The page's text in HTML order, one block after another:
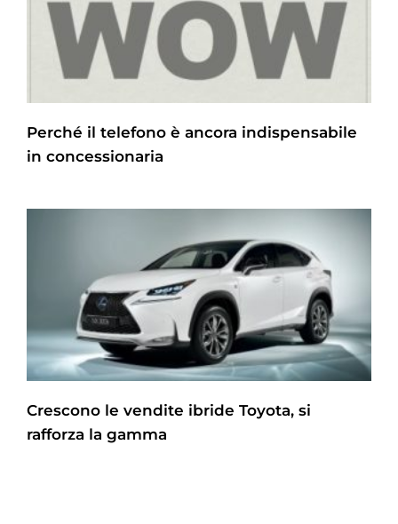
Perché il telefono è ancora indispensabile
in concessionaria
Crescono le vendite ibride Toyota, si
rafforza la gamma